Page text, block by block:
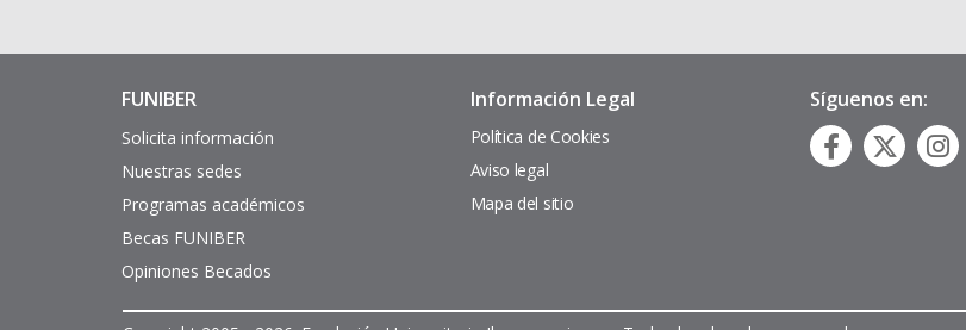
Enlaces
interés
FUNIBER
Solicita información
Nuestras sedes
Programas académicos
Becas FUNIBER
Opiniones Becados
Pie
página
Información Legal
Política de Cookies
Aviso legal
Mapa del sitio
Síguenos en: